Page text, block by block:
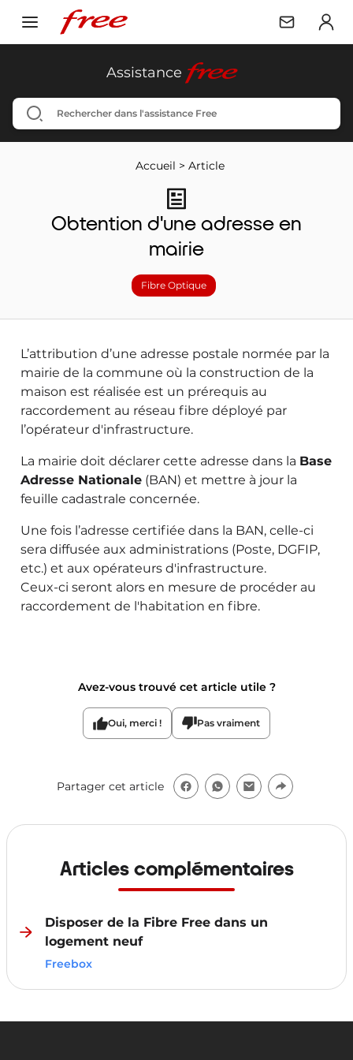
Assistance free
Accueil > Article
Obtention d'une adresse en
mairie
Fibre Optique
L’attribution d’une adresse postale normée par la
mairie de la commune où la construction de la
maison est réalisée est un prérequis au
raccordement au réseau fibre déployé par
l’opérateur d'infrastructure.
La mairie doit déclarer cette adresse dans la Base
Adresse Nationale (BAN) et mettre à jour la
feuille cadastrale concernée.
Une fois l’adresse certifiée dans la BAN, celle-ci
sera diffusée aux administrations (Poste, DGFIP,
etc.) et aux opérateurs d'infrastructure.
Ceux-ci seront alors en mesure de procéder au
raccordement de l'habitation en fibre.
Avez-vous trouvé cet article utile ?
Oui, merci ! Pas vraiment
Partager cet article
Articles complémentaires
Disposer de la Fibre Free dans un
logement neuf
Freebox